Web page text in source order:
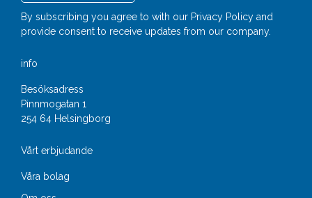
By subscribing you agree to with our Privacy Policy and
provide consent to receive updates from our company.
info
Besöksadress
Pinnmogatan 1
254 64 Helsingborg
Vårt erbjudande
Våra bolag